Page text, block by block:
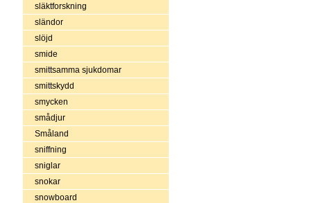
släktforskning
sländor
slöjd
smide
smittsamma sjukdomar
smittskydd
smycken
smådjur
Småland
sniffning
sniglar
snokar
snowboard